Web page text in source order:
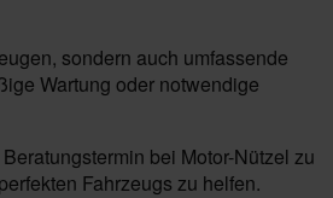
sondern auch umfassende
Wartung oder notwendige
bei Motor-Nützel zu
Fahrzeugs zu helfen.